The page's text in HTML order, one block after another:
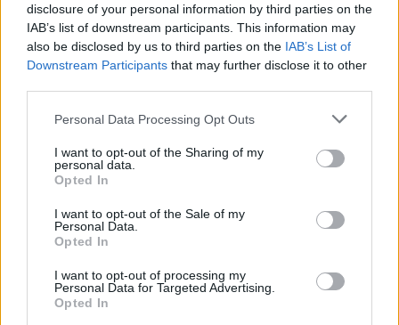
disclosure of your personal information by third parties on the
IAB’s list of downstream participants. This information may
also be disclosed by us to third parties on the IAB’s List of
Downstream Participants that may further disclose it to other
Personal Data Processing Opt Outs
I want to opt-out of the Sharing of my
personal data.
Opted In
I want to opt-out of the Sale of my
Personal Data.
Opted In
I want to opt-out of processing my
Personal Data for Targeted Advertising.
Opted In
dröpelt, das alte Metall, für zwei Ställe hat es bisher
gereicht....
10 November 2014
Gratuliere, ist mir auch mal bei einem Stall passiert...
,toll, fand ich auch, gaaanz toll.....es dröpelt, das
alte Metall, für zwei Ställe hat es bisher gereicht....